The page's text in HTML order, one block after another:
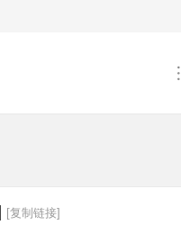
[复制链接]